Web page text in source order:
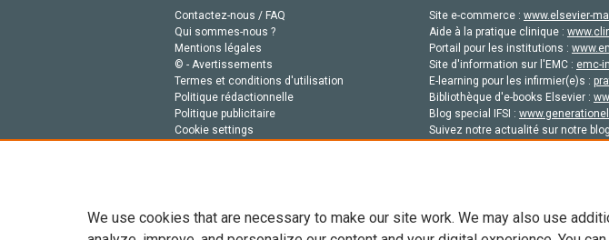
Contactez-nous / FAQ
Qui sommes-nous ?
Mentions légales
© - Avertissements
Termes et conditions d'utilisation
Politique rédactionnelle
Politique publicitaire
Cookie settings
Site e-commerce : www.elsevier-
Aide à la pratique clinique :
Portail pour les institutions :
Site d'information sur l'EMC : emc-
E-learning pour les infirmier(e)s :
Bibliothèque d'e-books Elsevier :
Blog special IFSI :
Suivez notre actualité sur notre
We use cookies that are necessary to make our site work. We may also use